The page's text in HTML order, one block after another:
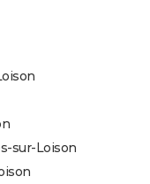
sur-Loison